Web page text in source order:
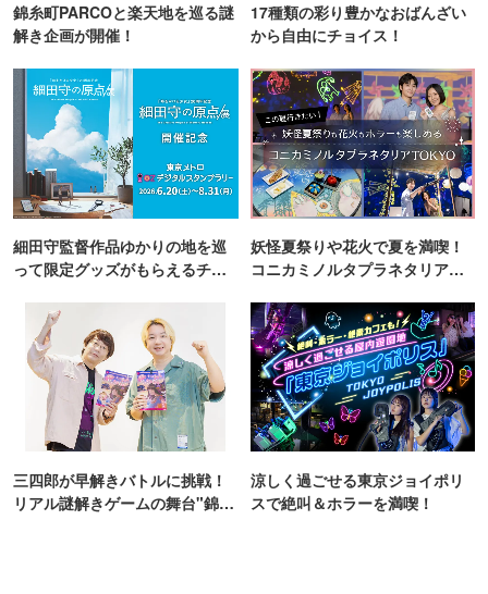
錦糸町PARCOと楽天地を巡る謎
解き企画が開催！
17種類の彩り豊かなおばんざい
から自由にチョイス！
細田守監督作品ゆかりの地を巡
って限定グッズがもらえるチャ
妖怪夏祭りや花火で夏を満喫！
コニカミノルタプラネタリア
三四郎が早解きバトルに挑戦！
リアル謎解きゲームの舞台"錦糸
涼しく過ごせる東京ジョイポリ
スで絶叫＆ホラーを満喫！